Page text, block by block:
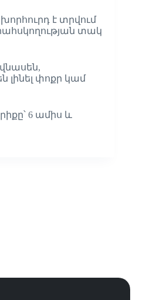
է տրվում
տակ
լինել փոքր կամ
6 ամիս և